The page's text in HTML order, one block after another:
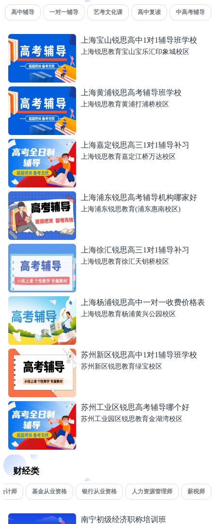
高中辅导 一对一辅导 艺考文化课 高中复读 中高考辅导
上海宝山锐思高中1对1辅导班学校
上海锐思教育宝山宝乐汇印象城校区
上海黄浦锐思高考辅导班学校
上海锐思教育黄浦打浦桥校区
上海嘉定锐思高三1对1辅导补习
上海锐思教育嘉定江桥万达校区
上海浦东锐思高考辅导机构哪家好
上海浦东锐思教育(浦东惠南校区)
上海徐汇锐思高三1对1辅导补习
上海锐思教育徐汇天钥桥校区
上海杨浦锐思高中一对一收费价格表
上海锐思教育杨浦黄兴公园校区
苏州新区锐思高中1对1辅导班学校
苏州新区锐思教育绿宝校区
苏州工业区锐思高考辅导哪个好
苏州工业园区锐思教育金湖湾校区
财经类
计师 基金从业资格 银行从业资格 人力资源管理师 薪税师
南宁初级经济职称培训班